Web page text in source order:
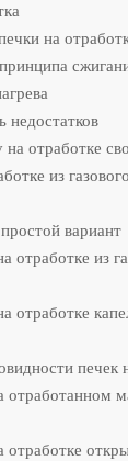
на
недостатков
на отработке
из
вариант
отработке из
отработке
печек
отработанном
отработке